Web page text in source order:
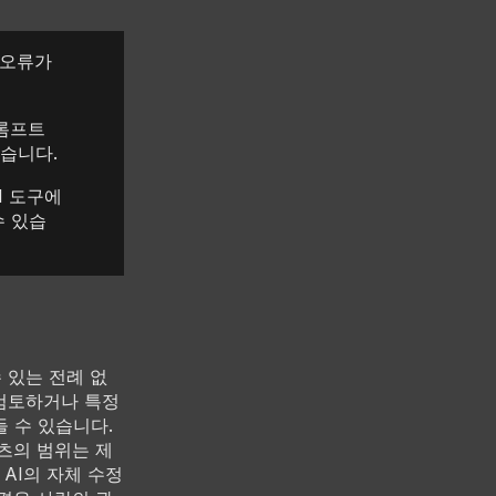
류가
프트
니다.
도구에
있습
는 전례 없
하거나 특정
수 있습니다.
의 범위는 제
의 자체 수정